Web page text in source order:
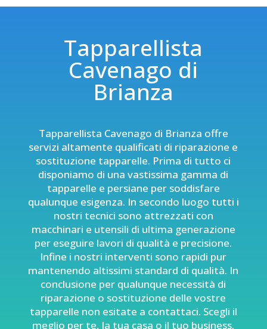
Tapparellista
Cavenago di
Brianza
Tapparellista Cavenago di Brianza offre
servizi altamente qualificati di riparazione e
sostituzione tapparelle. Prima di tutto ci
disponiamo di una vastissima gamma di
tapparelle e persiane per soddisfare
qualunque esigenza. In secondo luogo tutti i
nostri tecnici sono attrezzati con
macchinari e utensili di ultima generazione
per eseguire lavori di qualità e precisione.
Infine i nostri interventi sono rapidi pur
mantenendo altissimi standard di qualità. In
conclusione per qualunque necessità di
riparazione o sostituzione delle vostre
tapparelle non esitate a contattaci. Scegli il
meglio per te, la tua casa o il tuo business.